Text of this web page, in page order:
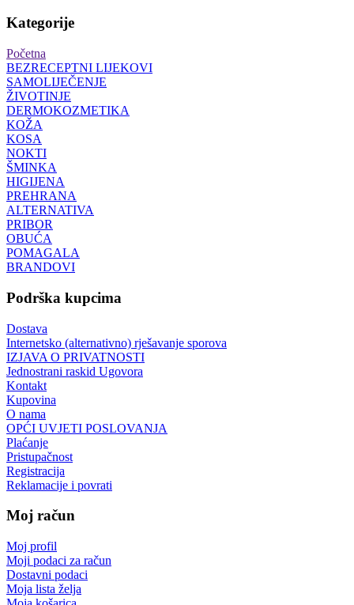
Kategorije
Početna
BEZRECEPTNI LIJEKOVI
SAMOLIJEČENJE
ŽIVOTINJE
DERMOKOZMETIKA
KOŽA
KOSA
NOKTI
ŠMINKA
HIGIJENA
PREHRANA
ALTERNATIVA
PRIBOR
OBUĆA
POMAGALA
BRANDOVI
Podrška kupcima
Dostava
Internetsko (alternativno) rješavanje sporova
IZJAVA O PRIVATNOSTI
Jednostrani raskid Ugovora
Kontakt
Kupovina
O nama
OPĆI UVJETI POSLOVANJA
Plaćanje
Pristupačnost
Registracija
Reklamacije i povrati
Moj račun
Moj profil
Moji podaci za račun
Dostavni podaci
Moja lista želja